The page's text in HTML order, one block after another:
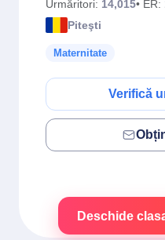
Urmăritori: 14,015• ER:
Piteşti
Maternitate
Verifică
Deschide